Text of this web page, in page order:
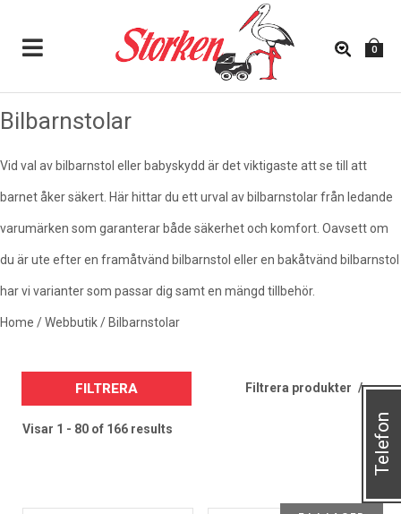
0
Bilbarnstolar
Vid val av bilbarnstol eller babyskydd är det viktigaste att se till att
barnet åker säkert. Här hittar du ett urval av bilbarnstolar från ledande
varumärken som garanterar både säkerhet och komfort. Oavsett om
du är ute efter en framåtvänd bilbarnstol eller en bakåtvänd bilbarnstol
har vi varianter som passar dig samt en mängd tillbehör.
Home /Webbutik/ Bilbarnstolar
Vid val av bilbarnstol eller babyskydd är det viktigaste
bilbarnstolar från ledande varumärken som garanterar
både säkerhet och komfort. Oavsett om du är ute efter
enframåtvänd bilbarnstol
Filtrera produkter
Visar 1 - 80 of 166 results Telefon